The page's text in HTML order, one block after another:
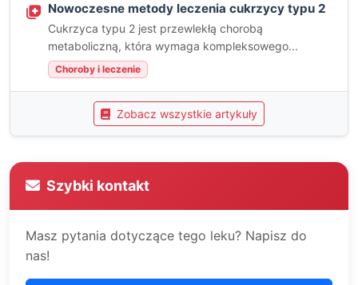
Nowoczesne metody leczenia cukrzycy typu 2
Cukrzyca typu 2 jest przewlekłą chorobą
metaboliczną, która wymaga kompleksowego...
Choroby i leczenie
Zobacz wszystkie artykuły
Szybki kontakt
Masz pytania dotyczące tego leku? Napisz do
nas!